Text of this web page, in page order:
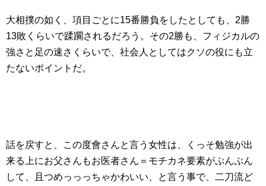
大相撲の如く、項目ごとに15番勝負をしたとしても、2勝
13敗くらいで蹂躙されるだろう。その2勝も、フィジカルの
強さと足の速さくらいで、社会人としてはクソの役にも立
たないポイントだ。
話を戻すと、この度會さんと言う女性は、くっそ勉強が出
来る上にお父さんもお医者さん＝モチカネ要素がぷんぷん
して、且つめっっっちゃかわいい、と言う事で、二刀流ど